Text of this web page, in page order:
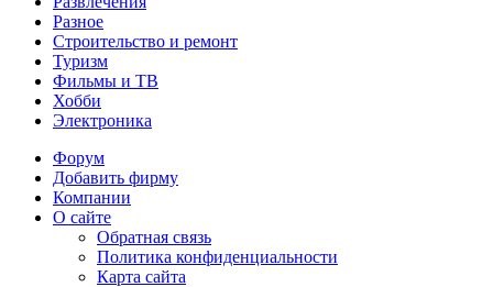
Разное
Строительство и ремонт
Туризм
Фильмы и ТВ
Хобби
Электроника
Форум
Добавить фирму
Компании
О сайте
Обратная связь
Политика конфиденциальности
Карта сайта